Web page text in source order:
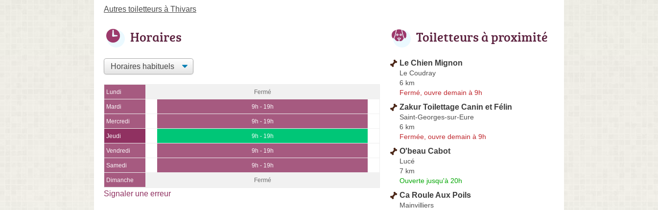
Autres toiletteurs à Thivars
Horaires
Lundi Fermé
Mardi 9h - 19h
Mercredi 9h - 19h
Jeudi 9h - 19h
Vendredi 9h - 19h
Samedi 9h - 19h
Dimanche Fermé
Signaler une erreur
Toiletteurs à proximité
Le Chien Mignon
Le Coudray
6 km
Fermé, ouvre demain à 9h
Zakur Toilettage Canin et Félin
Saint-Georges-sur-Eure
6 km
Fermée, ouvre demain à 9h
O'beau Cabot
Lucé
7 km
Ouverte jusqu'à 20h
Ca Roule Aux Poils
Mainvilliers